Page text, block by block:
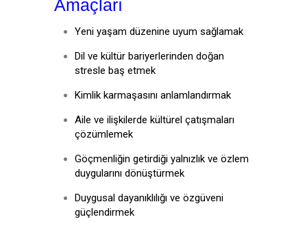
Amaçları
Yeni yaşam düzenine uyum sağlamak
Dil ve kültür bariyerlerinden doğan
stresle baş etmek
Kimlik karmaşasını anlamlandırmak
Aile ve ilişkilerde kültürel çatışmaları
çözümlemek
Göçmenliğin getirdiği yalnızlık ve özlem
duygularını dönüştürmek
Duygusal dayanıklılığı ve özgüveni
güçlendirmek